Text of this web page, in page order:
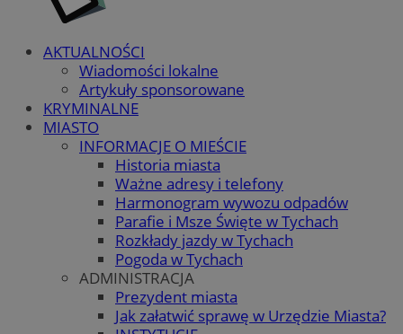
AKTUALNOŚCI
Wiadomości lokalne
Artykuły sponsorowane
KRYMINALNE
MIASTO
INFORMACJE O MIEŚCIE
Historia miasta
Ważne adresy i telefony
Harmonogram wywozu odpadów
Parafie i Msze Święte w Tychach
Rozkłady jazdy w Tychach
Pogoda w Tychach
ADMINISTRACJA
Prezydent miasta
Jak załatwić sprawę w Urzędzie Miasta?